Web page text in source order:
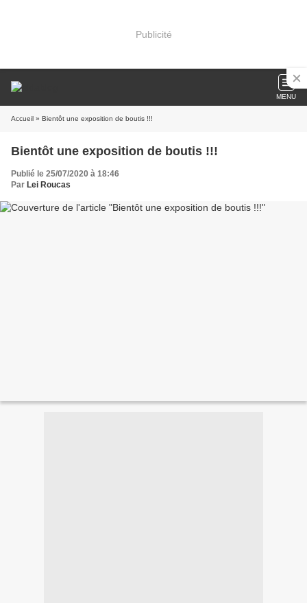
Publicité
MENU
Accueil » Bientôt une exposition de boutis !!!
Bientôt une exposition de boutis !!!
Publié le 25/07/2020 à 18:46
Par Lei Roucas